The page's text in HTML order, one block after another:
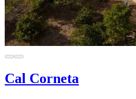
Cal Corneta